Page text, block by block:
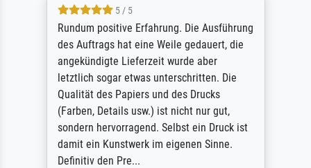
5 / 5
Rundum positive Erfahrung. Die Ausführung
des Auftrags hat eine Weile gedauert, die
angekündigte Lieferzeit wurde aber
letztlich sogar etwas unterschritten. Die
Qualität des Papiers und des Drucks
(Farben, Details usw.) ist nicht nur gut,
sondern hervorragend. Selbst ein Druck ist
damit ein Kunstwerk im eigenen Sinne.
Definitiv den Pre...